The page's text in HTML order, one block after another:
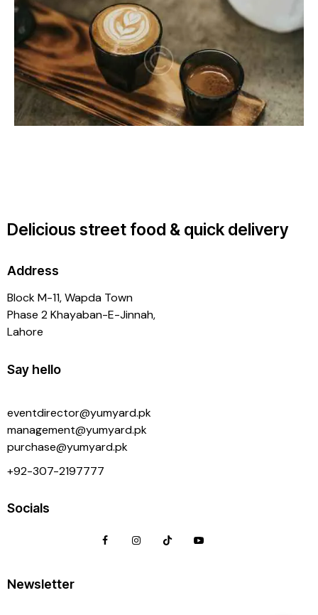
Delicious street food & quick delivery
Address
Block M-11, Wapda Town
Phase 2 Khayaban-E-Jinnah,
Lahore
Say hello
eventdirector@yumyard.pk
management@yumyard.pk
purchase@yumyard.pk
+92-307-2197777
Socials
Newsletter